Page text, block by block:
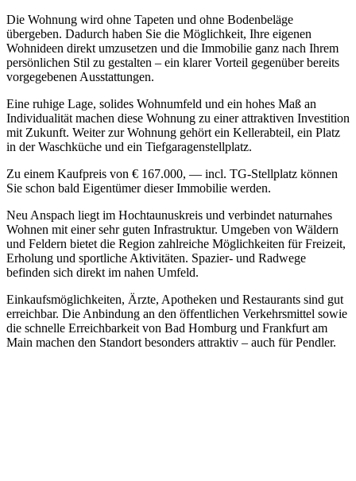
Die Wohnung wird ohne Tapeten und ohne Bodenbeläge
übergeben. Dadurch haben Sie die Möglichkeit, Ihre eigenen
Wohnideen direkt umzusetzen und die Immobilie ganz nach Ihrem
persönlichen Stil zu gestalten – ein klarer Vorteil gegenüber bereits
vorgegebenen Ausstattungen.
Eine ruhige Lage, solides Wohnumfeld und ein hohes Maß an
Individualität machen diese Wohnung zu einer attraktiven Investition
mit Zukunft. Weiter zur Wohnung gehört ein Kellerabteil, ein Platz
in der Waschküche und ein Tiefgaragenstellplatz.
Zu einem Kaufpreis von € 167.000, — incl. TG-Stellplatz können
Sie schon bald Eigentümer dieser Immobilie werden.
Neu Anspach liegt im Hochtaunuskreis und verbindet naturnahes
Wohnen mit einer sehr guten Infrastruktur. Umgeben von Wäldern
und Feldern bietet die Region zahlreiche Möglichkeiten für Freizeit,
Erholung und sportliche Aktivitäten. Spazier- und Radwege
befinden sich direkt im nahen Umfeld.
Einkaufsmöglichkeiten, Ärzte, Apotheken und Restaurants sind gut
erreichbar. Die Anbindung an den öffentlichen Verkehrsmittel sowie
die schnelle Erreichbarkeit von Bad Homburg und Frankfurt am
Main machen den Standort besonders attraktiv – auch für Pendler.